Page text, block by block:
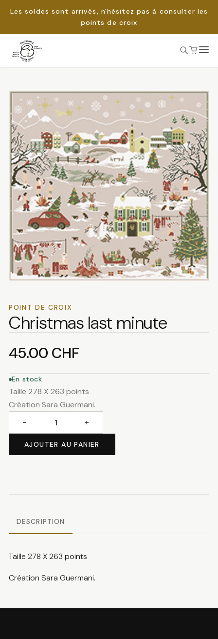
Les soldes sont arrivés, n'hésitez pas à consulter les
points de croix
Passer
POINT DE CROIX
Christmas last minute
45.00 CHF
En stock
Taille 278 X 263 points
Création Sara Guermani.
Christmas
− +
AJOUTER AU PANIER
DESCRIPTION
Taille 278 X 263 points
Création Sara Guermani.